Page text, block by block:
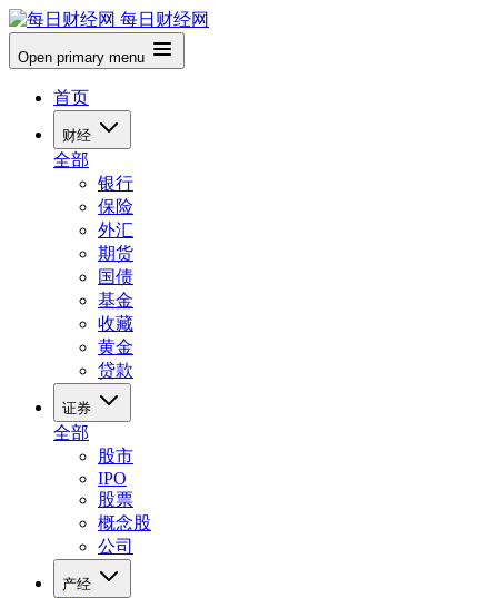
每日财经网
Open primary menu
首页
财经
全部
银行
保险
外汇
期货
国债
基金
收藏
黄金
贷款
证券
全部
股市
IPO
股票
概念股
公司
产经